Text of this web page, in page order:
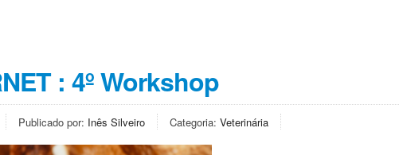
: 4º Workshop
Publicado por: Inês Silveiro Categoria: Veterinária